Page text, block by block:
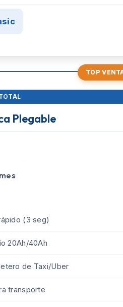
TOP
Plegable
(3 seg)
20Ah/40Ah
de Taxi/Uber
transporte